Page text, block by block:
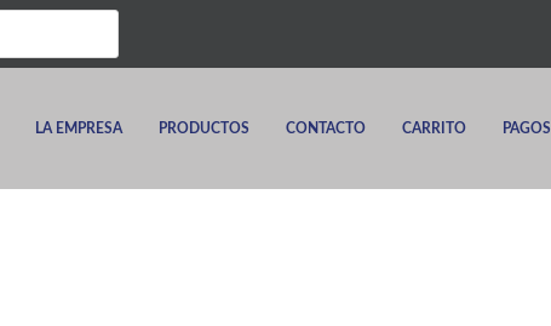
LA EMPRESA PRODUCTOS CONTACTO CARRITO PAGOS